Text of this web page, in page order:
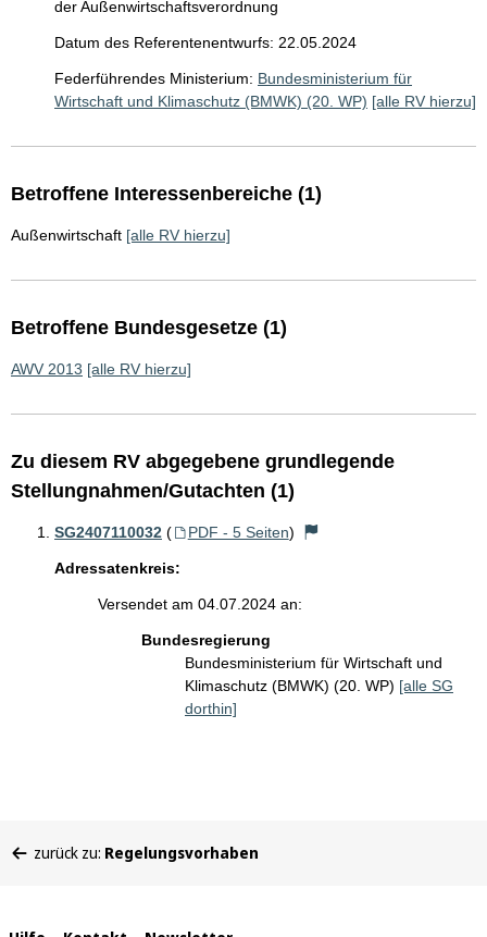
der Außenwirtschaftsverordnung
Datum des Referentenentwurfs: 22.05.2024
Federführendes Ministerium: Bundesministerium für
Wirtschaft und Klimaschutz (BMWK) (20. WP) [alle RV hierzu]
Betroffene Interessenbereiche (1)
Außenwirtschaft [alle RV hierzu]
Betroffene Bundesgesetze (1)
AWV 2013 [alle RV hierzu]
Zu diesem RV abgegebene grundlegende
Stellungnahmen/Gutachten (1)
SG2407110032 ( PDF - 5 Seiten)
Adressatenkreis:
Versendet am 04.07.2024 an:
Bundesregierung
Bundesministerium für Wirtschaft und
Klimaschutz (BMWK) (20. WP) [alle SG
dorthin]
befinden
zurück zu: Regelungsvorhaben